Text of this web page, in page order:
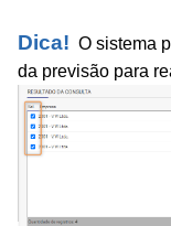
Dica! O sistema
da previsão para